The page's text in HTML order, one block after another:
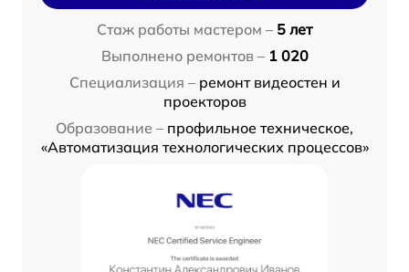
Стаж работы мастером – 5 лет
Выполнено ремонтов – 1 020
Специализация – ремонт видеостен и
проекторов
Образование – профильное техническое,
«Автоматизация технологических процессов»